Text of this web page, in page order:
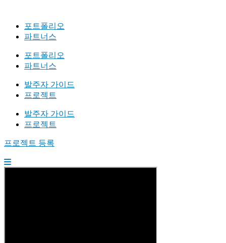
포트폴리오
파트너스
포트폴리오
파트너스
발주자 가이드
프로젝트
발주자 가이드
프로젝트
프로젝트 등록